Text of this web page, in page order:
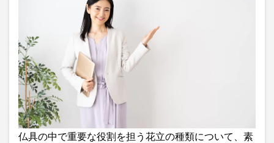
仏具の中で重要な役割を担う花立の種類について、素